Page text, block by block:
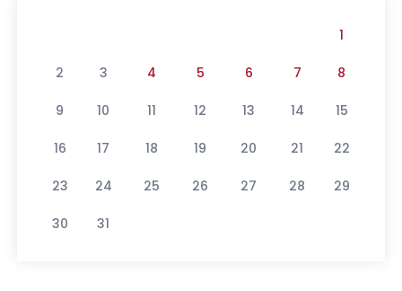
1
2 3 4 5 6 7 8
9 10 11 12 13 14 15
16 17 18 19 20 21 22
23 24 25 26 27 28 29
30 31